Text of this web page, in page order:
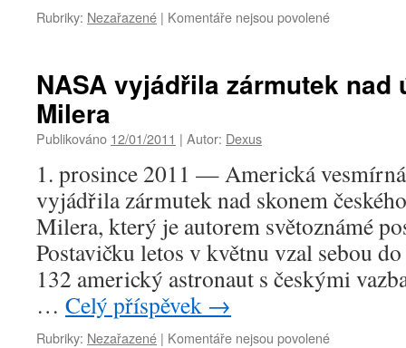
Rubriky: Nezařazené | Komentáře nejsou povolenéu
Zemřel
pro
americkou
astronautiku
NASA vyjádřila zármutek nad
Milera
Publikováno 12/01/2011 | Autor: Dexus
1. prosince 2011 — Americká
vyjádřila zármutek nad skonem
Milera, který je autorem světoznámé
Postavičku letos v květnu vzal sebou
132 americký astronaut s českými
… Celý příspěvek →
Rubriky: Nezařazené | Komentáře nejsou povolenéu